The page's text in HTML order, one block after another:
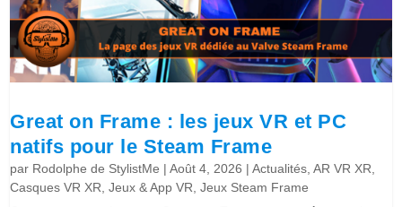
Great on Frame : les jeux VR et PC
natifs pour le Steam Frame
par Rodolphe de StylistMe |Août 4, 2026 |Actualités ,AR VR XR
Casques VR XR ,Jeux & App VR ,Jeux Steam Frame